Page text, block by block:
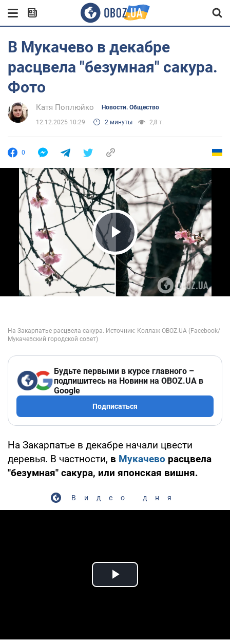
В Мукачево в декабре
расцвела "безумная" сакура.
Фото
Катя Поплюйко Новости. Общество
12.12.2025 10:29 2 минуты 2,8 т.
0
Play Video
Будьте первыми в курсе главного –
подпишитесь на Новини на OBOZ.UA в
Google
Подписаться
На Закарпатье в декабре начали цвести
деревья. В частности, в Мукачево расцвела
"безумная" сакура, или японская вишня.
Видео дня
Play Video